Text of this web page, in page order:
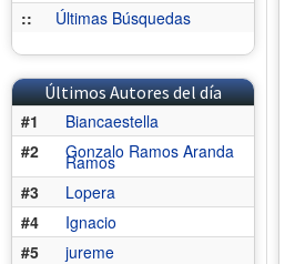
::
Últimas Búsquedas
Últimos Autores del día
#1
Biancaestella
#2
Gonzalo Ramos Aranda
Ramos
#3
Lopera
#4
Ignacio
#5
jureme